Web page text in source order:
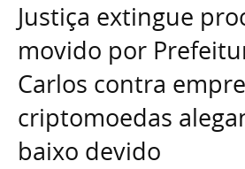
Justiça extingue
movido por
Carlos contra
criptomoedas
baixo devido